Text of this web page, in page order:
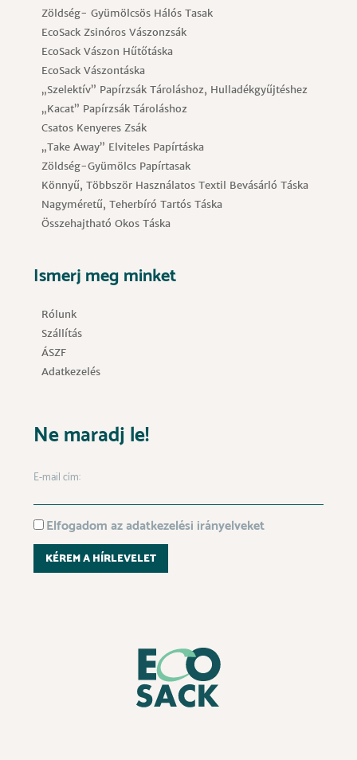
Zöldség- Gyümölcsös Hálós Tasak
EcoSack Zsinóros Vászonzsák
EcoSack Vászon Hűtőtáska
EcoSack Vászontáska
„Szelektív” Papírzsák Tároláshoz, Hulladékgyűjtéshez
„Kacat” Papírzsák Tároláshoz
Csatos Kenyeres Zsák
„Take Away” Elviteles Papírtáska
Zöldség-Gyümölcs Papírtasak
Könnyű, Többször Használatos Textil Bevásárló Táska
Nagyméretű, Teherbíró Tartós Táska
Összehajtható Okos Táska
Ismerj meg minket
Rólunk
Szállítás
ÁSZF
Adatkezelés
Ne maradj le!
E-mail cím:
Elfogadom az adatkezelési irányelveket
KÉREM A HÍRLEVELET